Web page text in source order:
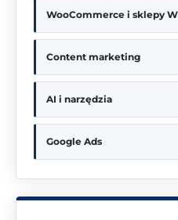
WooCommerce i sklepy
Content marketing
AI i narzędzia
Google Ads